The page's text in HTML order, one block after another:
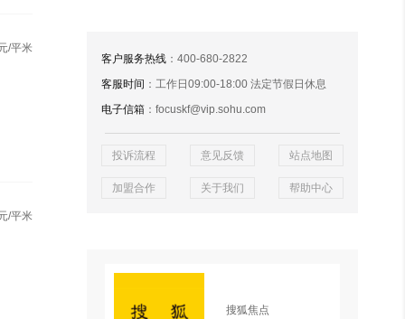
/平米
/平米
客户服务热线 ：400-680-2822
客服时间 ：工作日09:00-18:00 法定节假日休息
电子信箱 ：focuskf@vip.sohu.com
投诉流程 意见反馈 站点地图
加盟合作 关于我们 帮助中心
搜狐焦点